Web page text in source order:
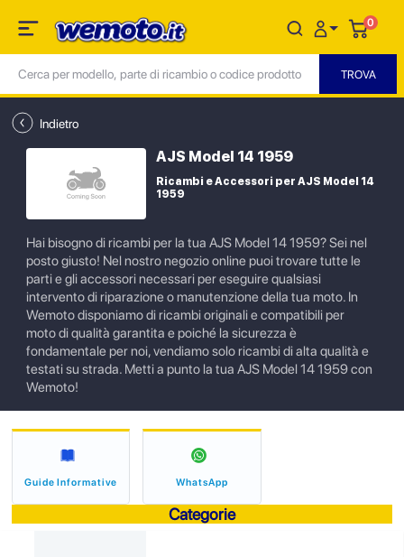
0
Indietro
AJS Model 14 1959
Ricambi e Accessori per AJS Model 14
1959
Hai bisogno di ricambi per la tua AJS Model 14 1959? Sei nel
posto giusto! Nel nostro negozio online puoi trovare tutte le
parti e gli accessori necessari per eseguire qualsiasi
intervento di riparazione o manutenzione della tua moto. In
Wemoto disponiamo di ricambi originali e compatibili per
moto di qualità garantita e poiché la sicurezza è
fondamentale per noi, vendiamo solo ricambi di alta qualità e
testati su strada. Metti a punto la tua AJS Model 14 1959 con
Wemoto!
Guide Informative WhatsApp
Categorie